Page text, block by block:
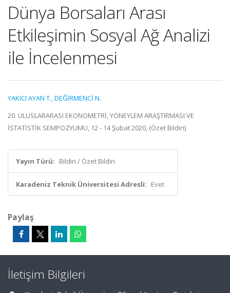
Dünya Borsaları Arası
Etkileşimin Sosyal Ağ Analizi
ile İncelenmesi
YAKICI AYAN T.,DEĞİRMENCİ N.
20. ULUSLARARASI EKONOMETRİ, YÖNEYLEM ARAŞTIRMASI VE
İSTATİSTİK SEMPOZYUMU, 12 - 14 Şubat 2020, (Özet Bildiri)
Yayın Türü: Bildiri / Özet Bildiri
Karadeniz Teknik Üniversitesi Adresli: Evet
Paylaş
İletişim Bilgileri